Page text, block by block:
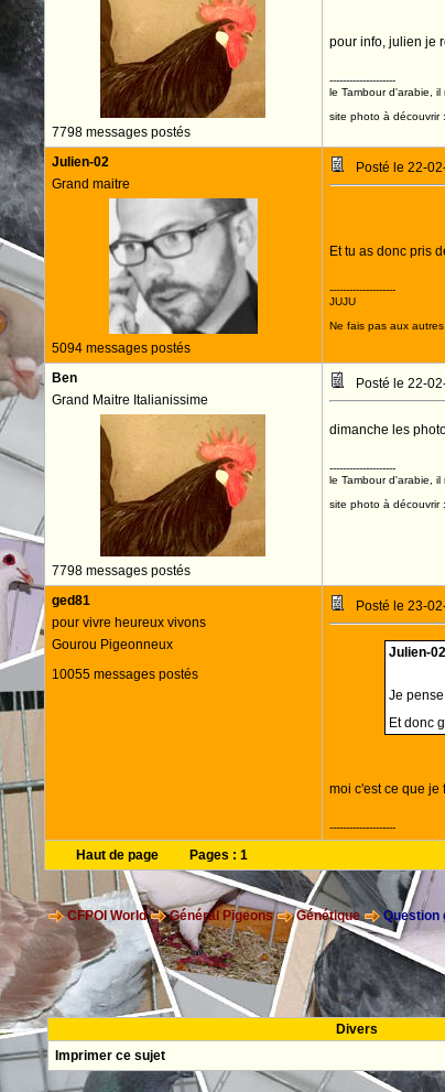
7798 messages postés
pour info, julien je
--------------------
le Tambour d'arabie,
site photo à découvrir
Julien-02
Grand maitre
5094 messages postés
Posté le 22-
Et tu as donc pris
--------------------
JUJU
Ne fais pas aux
Ben
Grand Maitre Italianissime
7798 messages postés
Posté le 22-
dimanche les
--------------------
le Tambour d'arabie,
site photo à découvrir
ged81
pour vivre heureux vivons
Gourou Pigeonneux
10055 messages postés
Posté le 23-
Julien-
Je
Et donc
moi c'est ce que je
--------------------
Haut de page Pages : 1
CFPOI World Général Pigeons Génétique Question
Divers
Imprimer ce sujet